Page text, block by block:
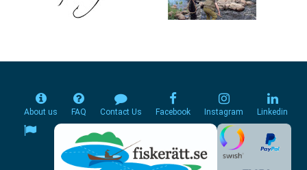
About us FAQ Contact Us Facebook Instagram Linkedin